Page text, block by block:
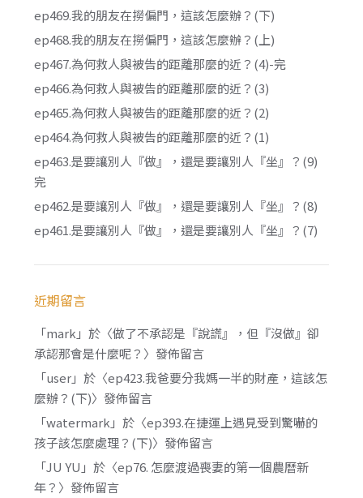
ep469.我的朋友在撈偏門，這該怎麼辦？(下)
ep468.我的朋友在撈偏門，這該怎麼辦？(上)
ep467.為何救人與被告的距離那麼的近？(4)-完
ep466.為何救人與被告的距離那麼的近？(3)
ep465.為何救人與被告的距離那麼的近？(2)
ep464.為何救人與被告的距離那麼的近？(1)
ep463.是要讓別人『做』，還是要讓別人『坐』？(9)
完
ep462.是要讓別人『做』，還是要讓別人『坐』？(8)
ep461.是要讓別人『做』，還是要讓別人『坐』？(7)
近期留言
「mark 」於〈做了不承認是『說謊』，但『沒做』卻
承認那會是什麼呢？ 〉發佈留言
「user」於〈ep423.我爸要分我媽一半的財產，這該怎
麼辦？(下)〉發佈留言
「watermark 」於〈ep393.在捷運上遇見受到驚嚇的
孩子該怎麼處理？(下)〉發佈留言
「JU YU 」於〈ep76. 怎麼渡過喪妻的第一個農曆新
年？ 〉發佈留言